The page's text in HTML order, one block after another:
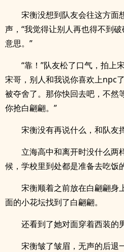
宋衡没想到队友会往这方面
声，“我觉得让别人再也得不到
意思。”
“靠！”队友松了口气，拍上
宋哥，别人和我说你喜欢上npc
被夺舍了。那你快回去吧，不然
你抢白翩翩。”
宋衡没有再说什么，和队友
立海高中和离开时没什么两
候，学校里到处都是准备去吃饭
宋衡顺着之前放在白翩翩身
面的小花坛找到了白翩翩。
还看到了她对面穿着西装的
宋衡皱了皱眉，无声的后退